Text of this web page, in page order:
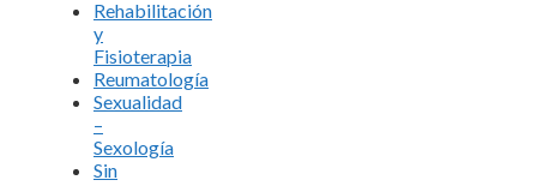
Rehabilitación
y
Fisioterapia
Reumatología
Sexualidad
–
Sexología
Sin